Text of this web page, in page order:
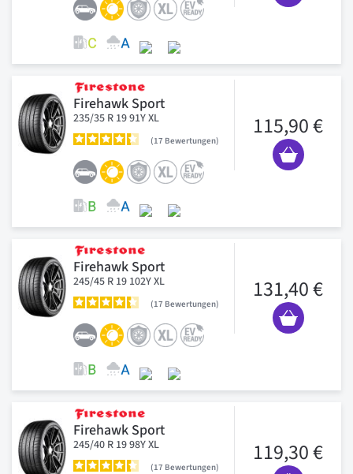
Firehawk Sport
235/35 R 19 91Y XL
17 Bewertungen
115,90 €
Firehawk Sport
245/45 R 19 102Y XL
17 Bewertungen
131,40 €
Firehawk Sport
245/40 R 19 98Y XL
17 Bewertungen
119,30 €